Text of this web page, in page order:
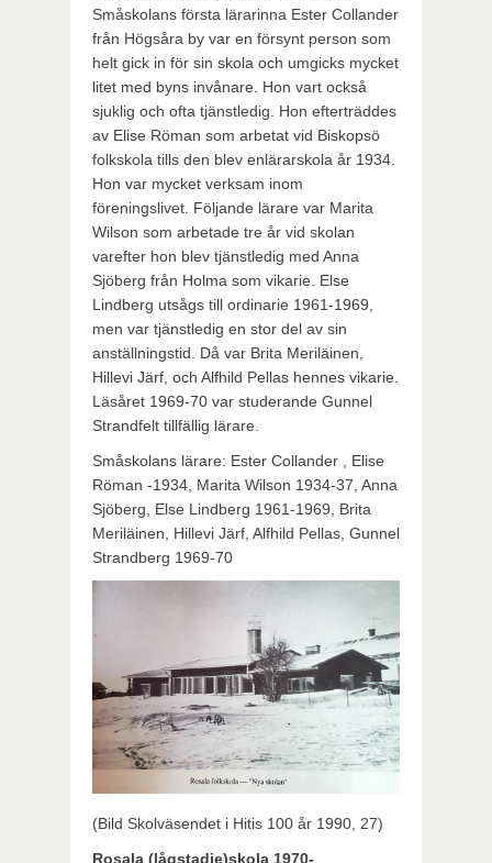
Småskolans första lärarinna Ester Collander
från Högsåra by var en försynt person som
helt gick in för sin skola och umgicks mycket
litet med byns invånare. Hon vart också
sjuklig och ofta tjänstledig. Hon efterträddes
av Elise Röman som arbetat vid Biskopsö
folkskola tills den blev enlärarskola år 1934.
Hon var mycket verksam inom
föreningslivet. Följande lärare var Marita
Wilson som arbetade tre år vid skolan
varefter hon blev tjänstledig med Anna
Sjöberg från Holma som vikarie. Else
Lindberg utsågs till ordinarie 1961-1969,
men var tjänstledig en stor del av sin
anställningstid. Då var Brita Meriläinen,
Hillevi Järf, och Alfhild Pellas hennes vikarie.
Läsåret 1969-70 var studerande Gunnel
Strandfelt tillfällig lärare.
Småskolans lärare: Ester Collander , Elise
Röman -1934, Marita Wilson 1934-37, Anna
Sjöberg, Else Lindberg 1961-1969, Brita
Meriläinen, Hillevi Järf, Alfhild Pellas, Gunnel
Strandberg 1969-70
(Bild Skolväsendet i Hitis 100 år 1990, 27)
Rosala (lågstadie)skola 1970-